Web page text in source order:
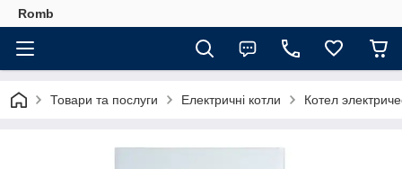
Romb
Товари та послуги Електричні котли Котел